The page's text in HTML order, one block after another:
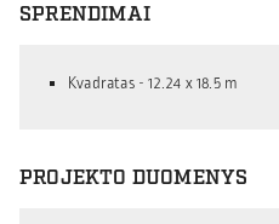
SPRENDIMAI
Kvadratas - 12.24 x 18.5 m
PROJEKTO DUOMENYS